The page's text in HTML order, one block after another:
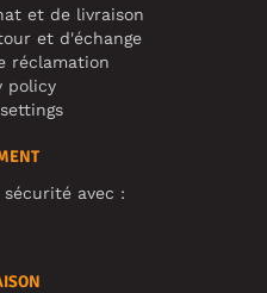
et de livraison
et d'échange
réclamation
policy
avec :